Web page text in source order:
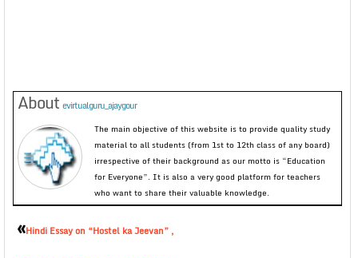
About evirtualguru_ajaygour
The main objective of this website is to provide quality study
material to all students (from 1st to 12th class of any board)
irrespective of their background as our motto is “Education
for Everyone”. It is also a very good platform for teachers
who want to share their valuable knowledge.
«Hindi Essay on “Hostel ka Jeevan” ,